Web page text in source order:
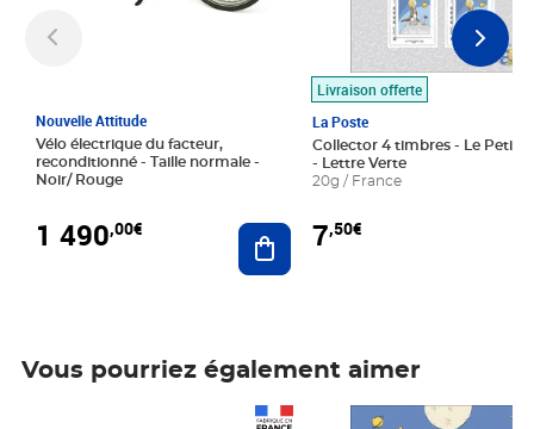
Nouvelle Attitude
Vélo électrique du facteur,
reconditionné - Taille normale -
Noir/ Rouge
1 490,00€ Ajouter au panier
Livraison offerte
La Poste
Collector 4 timbres - Le Petit
- Lettre Verte
20g / France
7,50€
Vous pourriez également aimer
Prix 7,50€